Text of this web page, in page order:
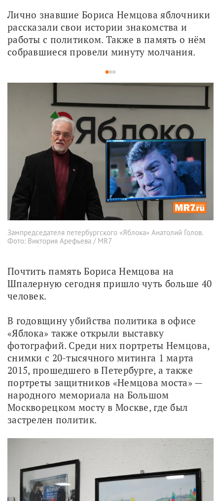
Лично знавшие Бориса Немцова яблочники
рассказали свои истории знакомства и
работы с политиком. Также в память о нём
собравшиеся провели минуту молчания.
123
Зампредседателя петербургского «Яблока» Анатолий Голов.
Фото: Виктория Арефьева / MR7
Почтить память Бориса Немцова на
Шпалерную сегодня пришло чуть больше 40
человек.
В годовщину убийства политика в офисе
«Яблока» также открыли выставку
фотографий. Среди них портреты Немцова,
снимки с 20-тысячного митинга 1 марта
2015, прошедшего в Петербурге, а также
портреты защитников «Немцова моста» —
народного мемориала на Большом
Москворецком мосту в Москве, где был
застрелен политик.